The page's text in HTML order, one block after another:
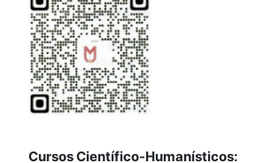
Cursos Científico-Humanísticos: